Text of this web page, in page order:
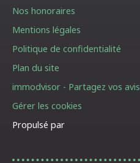
Nos honoraires
Mentions légales
Politique de confidentialité
Plan du site
immodvisor - Partagez vos avis
Gérer les cookies
Propulsé par